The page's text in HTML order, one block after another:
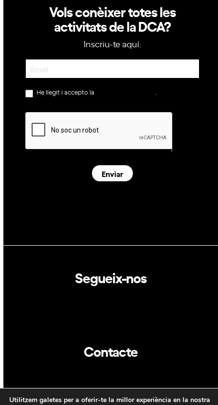
Vols conèixer totes les
activitats de la DCA?
Inscriu-te aquí:
Newsletter
He llegit i accepto la
Enviar
Segueix-nos
Contacte
Utilitzem galetes per a oferir-te la millor experiència en la nostra